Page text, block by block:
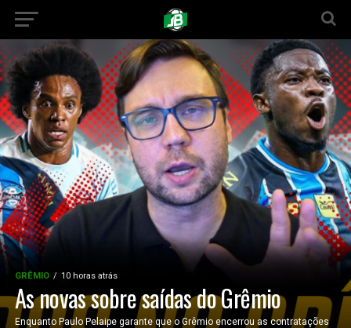
GRÊMIO 10 horas atrás
As novas sobre saídas do Grêmio
Enquanto Paulo Pelaipe garante que o Grêmio encerrou as contratações